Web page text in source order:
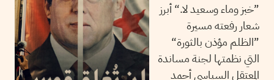
”خبز وماء وسعيد لا.“ أبرز
شعار رفعته مسيرة
”الظلم مؤذن بالثورة“
التي نظمتها لجنة مساندة
المعتقل السياسي أحمد